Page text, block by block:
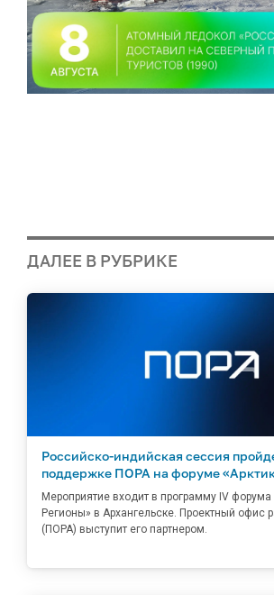
ДАЛЕЕ В РУБРИКЕ
Российско-индийская сессия
поддержке ПОРА на форуме
Мероприятие входит в программу IV форума
Регионы» в Архангельске. Проектный офис
(ПОРА) выступит его партнером.